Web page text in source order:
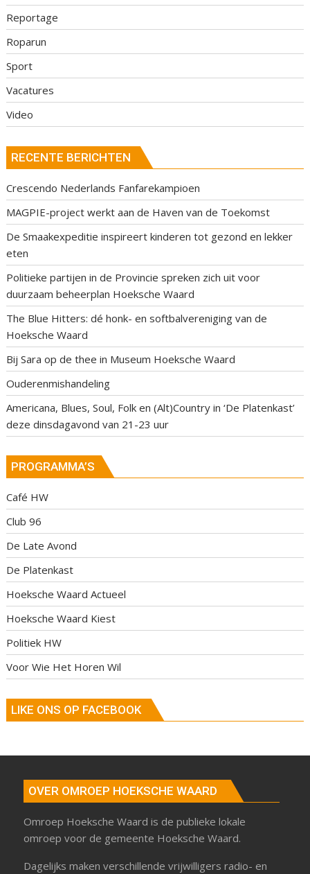
Reportage
Roparun
Sport
Vacatures
Video
RECENTE BERICHTEN
Crescendo Nederlands Fanfarekampioen
MAGPIE-project werkt aan de Haven van de Toekomst
De Smaakexpeditie inspireert kinderen tot gezond en lekker
eten
Politieke partijen in de Provincie spreken zich uit voor
duurzaam beheerplan Hoeksche Waard
The Blue Hitters: dé honk- en softbalvereniging van de
Hoeksche Waard
Bij Sara op de thee in Museum Hoeksche Waard
Ouderenmishandeling
Americana, Blues, Soul, Folk en (Alt)Country in ‘De Platenkast’
deze dinsdagavond van 21-23 uur
PROGRAMMA’S
Café HW
Club 96
De Late Avond
De Platenkast
Hoeksche Waard Actueel
Hoeksche Waard Kiest
Politiek HW
Voor Wie Het Horen Wil
LIKE ONS OP FACEBOOK
OVER OMROEP HOEKSCHE WAARD
Omroep Hoeksche Waard is de publieke lokale
omroep voor de gemeente Hoeksche Waard.
Dagelijks maken verschillende vrijwilligers radio- en